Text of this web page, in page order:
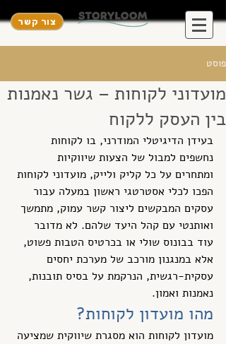
צור קשר
פוסט
מועדוני לקוחות – גשר נאמנות
בין העסק ללקוח
בעידן הדיגיטלי המודרני, בו לקוחות
נחשפים למבול של הצעות שיווקיות
ומתחרים על כל קליק ולייק, מועדוני לקוחות
הפכו לכלי אסטרטגי ראשון במעלה עבור
עסקים המבקשים ליצור קשר עמוק, מתמשך
ואותנטי עם קהל היעד שלהם. לא מדובר
עוד בבונוס שולי או בכרטיס הטבות פשוט,
אלא במנגנון מורכב של מערכת יחסים
עסקית-רגשית, הנרקמת על בסיס תובנות,
נאמנות ואמון.
מהו מועדון לקוחות?
מועדון לקוחות הוא מסגרת שיווקית שמציעה